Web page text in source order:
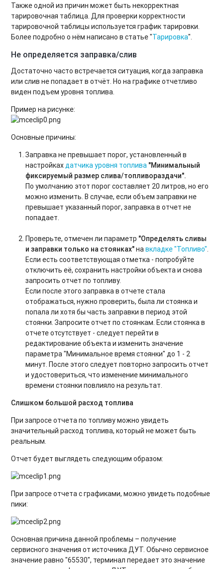
Также одной из причин может быть некорректная
тарировочная таблица. Для проверки корректности
тарировочной таблицы используется график тарировки.
Более подробно о нём написано в статье "Тарировка".
Не определяется заправка/слив
Достаточно часто встречается ситуация, когда заправка
или слив не попадает в отчёт. Но на графике отчетливо
виден подъем уровня топлива.
Пример на рисунке:
Основные причины:
Заправка не превышает порог, установленный в
настройкахдатчика уровня топлива "Минимальный
фиксируемый размер слива/топливораздачи".
По умолчанию этот порог составляет 20 литров, но его
можно изменить. В случае, если объем заправки не
превышает указанный порог, заправка в отчет не
попадает.
Проверьте, отмечен ли параметр "Определять сливы
и заправки только на стоянках"навкладке "Топливо".
Если есть соответствующая отметка - попробуйте
отключить её, сохранить настройки объекта и снова
запросить отчет по топливу.
Если после этого заправка в отчете стала
отображаться, нужно проверить, была ли стоянка и
попала ли хотя бы часть заправки в период этой
стоянки. Запросите отчет по стоянкам. Если стоянка в
отчете отсутствует - следует перейти в
редактирование объекта и изменить значение
параметра "Минимальное время стоянки" до 1 - 2
минут. После этого следует повторно запросить отчет
и удостовериться, что изменение минимального
времени стоянки повлияло на результат.
Слишком большой расход топлива
При запросе отчета по топливу можно увидеть
значительный расход топлива, который не может быть
реальным.
Отчет будет выглядеть следующим образом:
При запросе отчета с графиками, можно увидеть подобные
пики:
Основная причина данной проблемы – получение
сервисного значения от источника ДУТ. Обычно сервисное
значение равно "65530", терминал передает это значение